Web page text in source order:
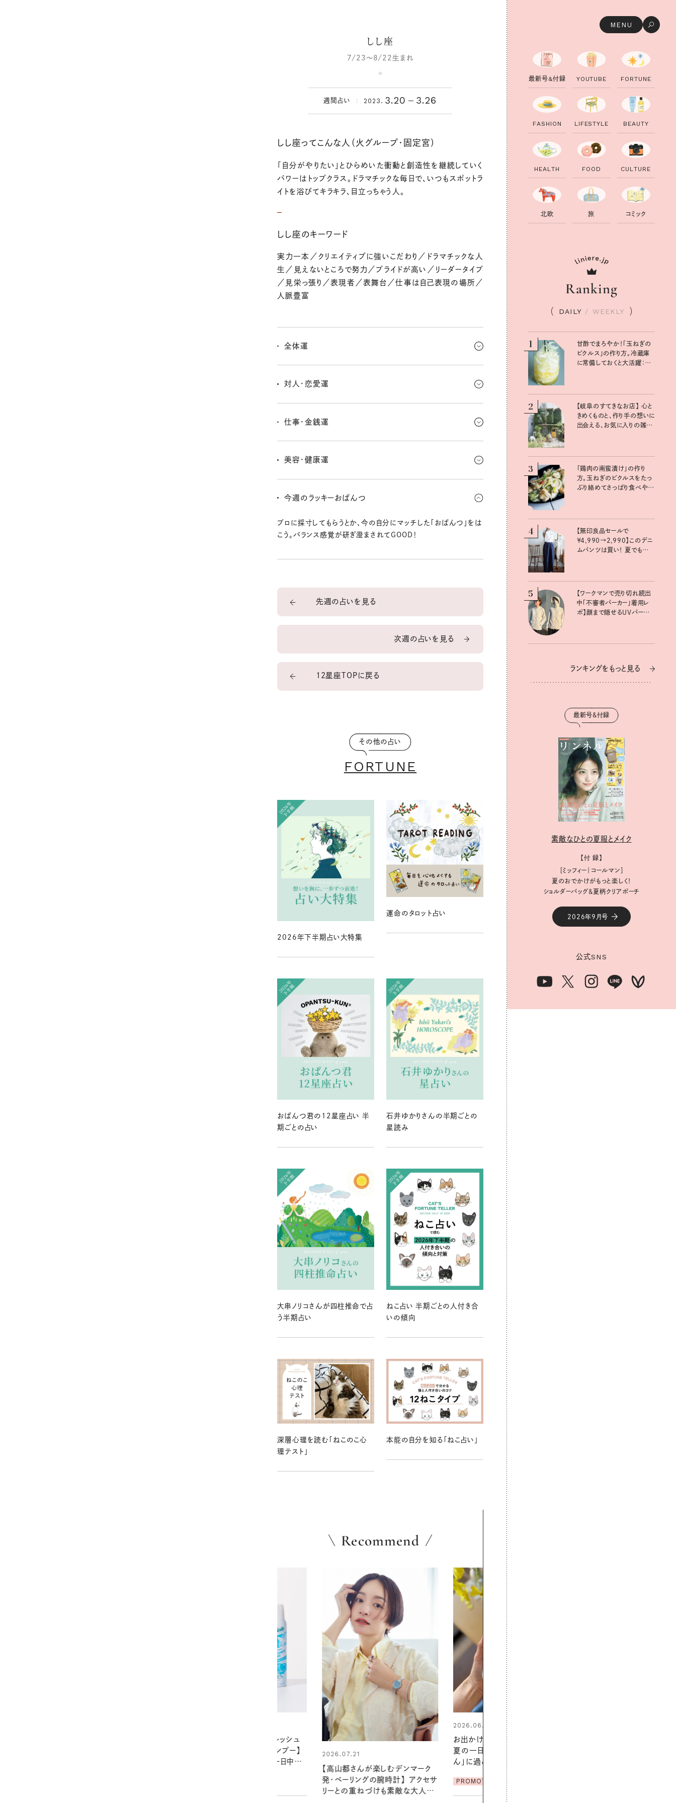
MENU
しし座
7/23～8/22生まれ
週間占い 2023. 3.20 3.26
しし座ってこんな人（火グループ・固定宮）
「自分がやりたい」とひらめいた衝動と創造性を継続していく
パワーはトップクラス。ドラマチックな毎日で、いつもスポットラ
イトを浴びてキラキラ、目立っちゃう人。
しし座のキーワード
実力一本／クリエイティブに強いこだわり／ドラマチックな人
生／見えないところで努力／プライドが高い／リーダータイプ
／見栄っ張り／表現者／表舞台／仕事は自己表現の場所／
人脈豊富
全体運
っていく途中。気になってることは、これからさらに深掘りしてみ
対人・恋愛運
とは縁ができて、新たな世界観が構築されていくような感じに。ワ
仕事・金銭運
引き続き、キミが好きなことや求められることを頑張り続けると収入
美容・健康運
とは違う街で春を感じながら散歩してみると、緊張感が抜けてジワ
今週のラッキーおぱんつ
プロに採寸してもらうとか、今の自分にマッチした「おぱんつ」をは
こう。バランス感覚が研ぎ澄まされてGOOD！
先週の占いを見る
次週の占いを見る
12星座TOPに戻る
その他の占い
FORTUNE
2026年下半期占い大特集
運命のタロット占い
おぱんつ君の12星座占い 半
期ごとの占い
石井ゆかりさんの半期ごとの
星読み
大串ノリコさんが四柱推命で占
う半期占い
ねこ占い 半期ごとの人付き合
いの傾向
深層心理を読む「ねこのこ心
理テスト」
本能の自分を知る「ねこ占い」
Recommend
2026.06.01
お出かけ前のひと手間で変わる、
夏の一日。汗ばむ季節を「ごきげ
PROMOTION
2026.06.01
暑い夏のナイトルーティン。私を整
える夜の爽やかご褒美ケア
最新号&付録 YO UTU B E FO RTU N E
FAS H I O N LI FESTYLE B EAUTY
H EALTH FO O D CU LTU RE
北欧 旅 コ ミ ック
Ranking
DAILY / WEEKLY
1
甘酢でまろやか！「玉ねぎの
ピクルス」の作り方。冷蔵庫
に常備しておくと大活躍：真
2
【岐阜のすてきなお店】 心と
きめくものと、作り手の想いに
出会える、お気に入りの雑貨
3
「鶏肉の南蛮漬け」の作り
方。玉ねぎのピクルスをたっ
ぷり絡めてさっぱり食べやす
4
【無印良品セールで
￥4,990→2,990】このデニ
ムパンツは買い！ 夏でも軽
5
【ワークマンで売り切れ続出
中「不審者パーカー」着用レ
ポ】顔まで隠せるUVパーカー
ランキングをもっと見る
最新号＆付録
素敵なひとの夏服とメイク
【付 録】
［ミッフィー｜コールマン］
夏のおでかけがもっと楽しく！
ショルダーバッグ&夏柄クリアポーチ
2026年9月号
公式SNS